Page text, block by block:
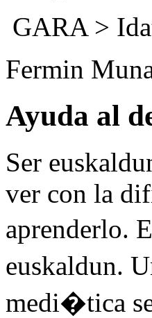
GARA>
Fermin
Ayuda al
Ser
ver con la
aprenderlo.
euskaldun.
medi�tica